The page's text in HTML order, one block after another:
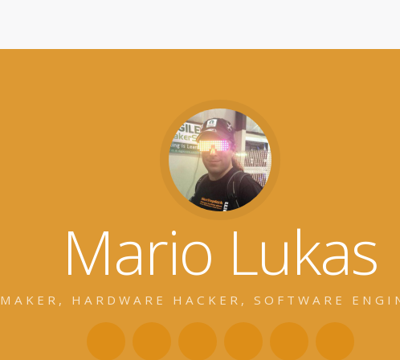
Mario Lukas
MAKER, HARDWARE HACKER, SOFTWARE